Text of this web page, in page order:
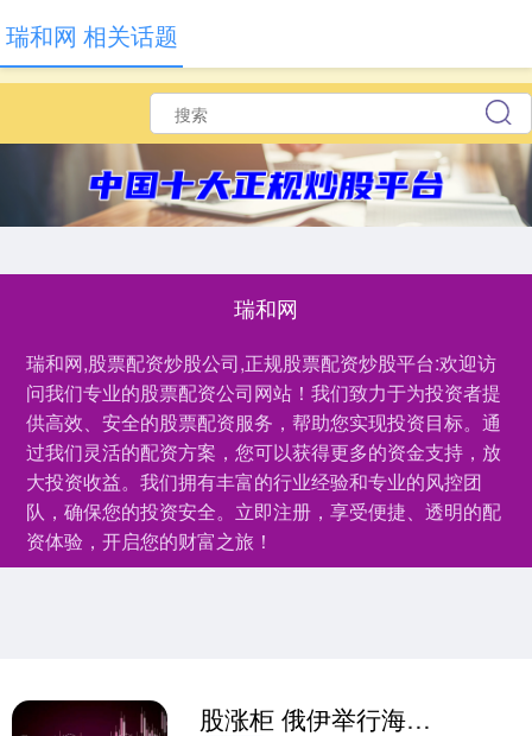
瑞和网
瑞和网,股票配资炒股公司,正规股票配资炒股平台:欢迎访
问我们专业的股票配资公司网站！我们致力于为投资者提
供高效、安全的股票配资服务，帮助您实现投资目标。通
过我们灵活的配资方案，您可以获得更多的资金支持，放
大投资收益。我们拥有丰富的行业经验和专业的风控团
队，确保您的投资安全。立即注册，享受便捷、透明的配
资体验，开启您的财富之旅！
瑞和网 相关话题
股涨柜 俄伊举行海军演习，美方称伊朗“达成协议才是明智之举”